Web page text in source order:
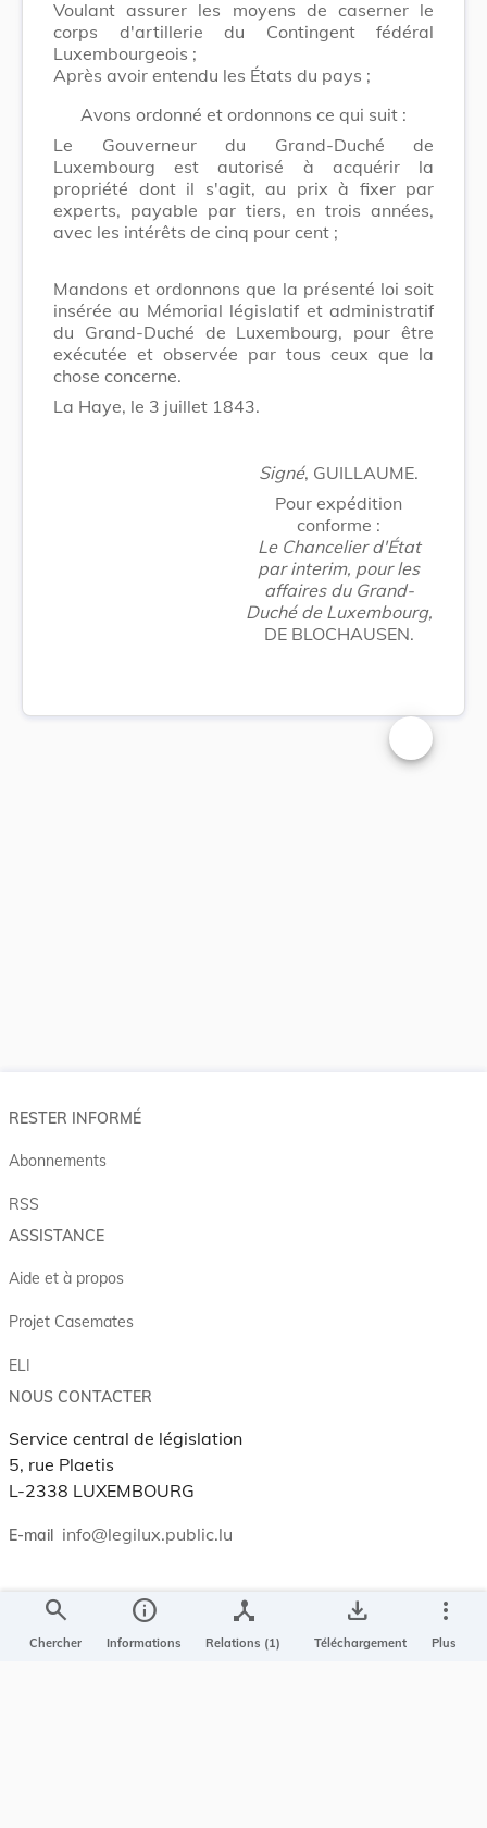
Voulant assurer les moyens de caserner le
corps d'artillerie du Contingent fédéral
Luxembourgeois ;
Après avoir entendu les États du pays ;
Avons ordonné et ordonnons ce qui suit :
Le Gouverneur du Grand-Duché de
Luxembourg est autorisé à acquérir la
propriété dont il s'agit, au prix à fixer par
experts, payable par tiers, en trois années,
avec les intérêts de cinq pour cent ;
Mandons et ordonnons que la présenté loi soit
insérée au Mémorial législatif et administratif
du Grand-Duché de Luxembourg, pour être
exécutée et observée par tous ceux que la
chose concerne.
La Haye, le 3 juillet 1843.
Signé, GUILLAUME.
Pour expédition
conforme :
Le Chancelier d'État
par interim, pour les
affaires du Grand-
Duché de Luxembourg,
DE BLOCHAUSEN.
Changer la
search
Chercher
info
Informations
device_hub
Relations (1)
save_alt
Téléchargement
more_vert
Plus
RESTER INFORMÉ
Abonnements
RSS
ASSISTANCE
Aide et à propos
Projet Casemates
ELI
NOUS CONTACTER
Service central de législation
5, rue Plaetis
L-2338 LUXEMBOURG
E-mail info@legilux.public.lu
My LegiBox , votre espace personnel.
Se connecter